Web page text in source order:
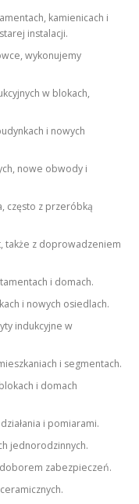
kamienicach i
instalacji.
wykonujemy
w blokach,
i nowych
nowe obwody i
często z przeróbką
także z doprowadzeniem
i domach.
i nowych osiedlach.
indukcyjne w
i segmentach.
i domach
i pomiarami.
jednorodzinnych.
zabezpieczeń.